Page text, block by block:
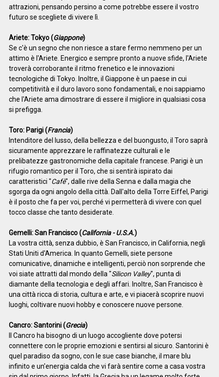
attrazioni, pensando persino a come potrebbe essere il vostro
futuro se scegliete di vivere lì.
Ariete: Tokyo (Giappone)
Se c'è un segno che non riesce a stare fermo nemmeno per un
attimo è l'Ariete. Energico e sempre pronto a nuove sfide, l'Ariete
troverà corroborante il ritmo frenetico e le innovazioni
tecnologiche di Tokyo. Inoltre, il Giappone è un paese in cui
competitività e il duro lavoro sono fondamentali, e noi sappiamo
che l'Ariete ama dimostrare di essere il migliore in qualsiasi cosa
si prefigga.
Toro: Parigi (Francia)
Intenditore del lusso, della bellezza e del buongusto, il Toro saprà
sicuramente apprezzare le raffinatezze culturali e le
prelibatezze gastronomiche della capitale francese. Parigi è un
rifugio romantico per il Toro, che si sentirà ispirato dai
caratteristici "Cafè", dalle rive della Senna e dalla magia che
sgorga da ogni angolo della città. Dall'alto della Torre Eiffel, Parigi
è il posto che fa per voi, perché vi permetterà di vivere con quel
tocco classe che tanto desiderate.
Gemelli: San Francisco (California - U.S.A.)
La vostra città, senza dubbio, è San Francisco, in California, negli
Stati Uniti d'America. In quanto Gemelli, siete persone
comunicative, dinamiche e intelligenti, perciò non sorprende che
voi siate attratti dal mondo della "Silicon Valley", punta di
diamante della tecnologia e degli affari. Inoltre, San Francisco è
una città ricca di storia, cultura e arte, e vi piacerà scoprire nuovi
luoghi, coltivare nuovi hobby e conoscere nuove persone.
Cancro: Santorini (Grecia)
Il Cancro ha bisogno di un luogo accogliente dove potersi
connettere con le proprie emozioni e sentirsi al sicuro. Santorini è
quel paradiso da sogno, con le sue case bianche, il mare blu
infinito e un'energia calda che vi farà sentire come a casa vostra